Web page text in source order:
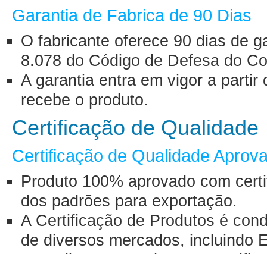
Garantia de Fabrica de 90 Dias
O fabricante oferece 90 dias de
8.078 do Código de Defesa do
A garantia entra em vigor a partir
recebe o produto.
Certificação de Qualidade
Certificação de Qualidade
Produto 100% aprovado com
dos padrões para exportação.
A Certificação de Produtos é
de diversos mercados, incluindo